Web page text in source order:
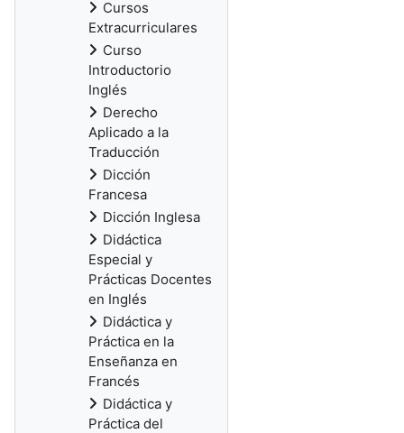
Cursos
Extracurriculares
Curso
Introductorio
Inglés
Derecho
Aplicado a la
Traducción
Dicción
Francesa
Dicción Inglesa
Didáctica
Especial y
Prácticas Docentes
en Inglés
Didáctica y
Práctica en la
Enseñanza en
Francés
Didáctica y
Práctica del